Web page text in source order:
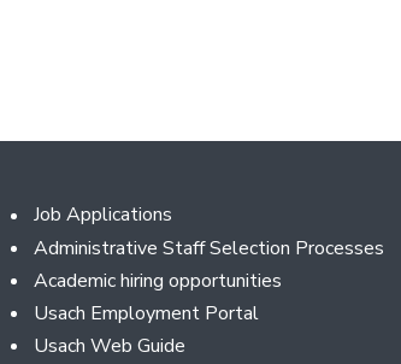
Footer
Job Applications
Administrative Staff Selection Processes
Academic hiring opportunities
Usach Employment Portal
Usach Web Guide